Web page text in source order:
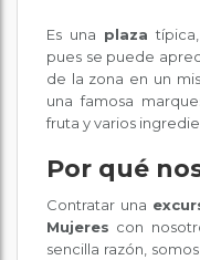
Es una plaza
pues se puede
de la zona en un
una famosa
fruta y varios
Por qué
Contratar una
Mujeres con
sencilla razón,